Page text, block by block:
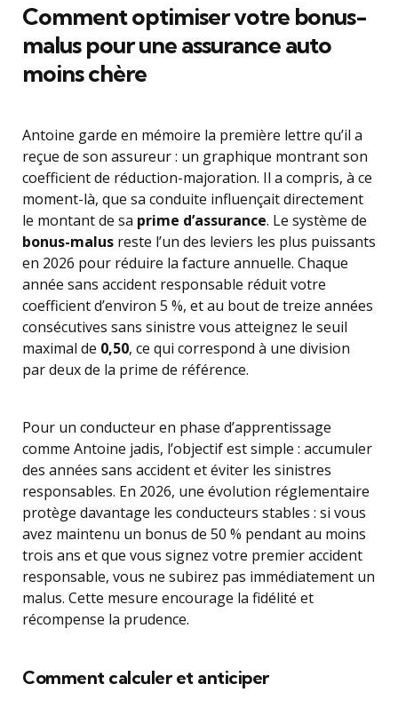
Comment optimiser votre bonus-
malus pour une assurance auto
moins chère
Antoine garde en mémoire la première lettre qu’il a
reçue de son assureur : un graphique montrant son
coefficient de réduction-majoration. Il a compris, à ce
moment-là, que sa conduite influençait directement
le montant de sa prime d’assurance. Le système de
bonus-malus reste l’un des leviers les plus puissants
en 2026 pour réduire la facture annuelle. Chaque
année sans accident responsable réduit votre
coefficient d’environ 5 %, et au bout de treize années
consécutives sans sinistre vous atteignez le seuil
maximal de 0,50, ce qui correspond à une division
par deux de la prime de référence.
Pour un conducteur en phase d’apprentissage
comme Antoine jadis, l’objectif est simple : accumuler
des années sans accident et éviter les sinistres
responsables. En 2026, une évolution réglementaire
protège davantage les conducteurs stables : si vous
avez maintenu un bonus de 50 % pendant au moins
trois ans et que vous signez votre premier accident
responsable, vous ne subirez pas immédiatement un
malus. Cette mesure encourage la fidélité et
récompense la prudence.
Comment calculer et anticiper